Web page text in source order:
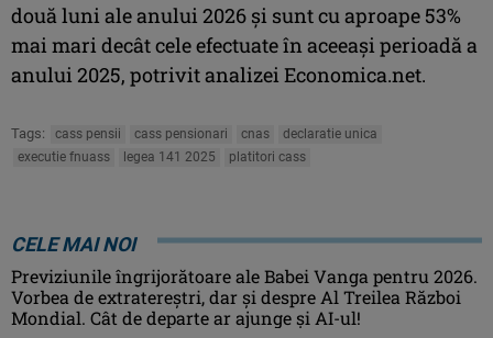
două luni ale anului 2026 şi sunt cu aproape 53%
mai mari decât cele efectuate în aceeaşi perioadă a
anului 2025, potrivit analizei Economica.net.
Tags: cass pensii cass pensionari cnas
declaratie unica
executie fnuass
legea 141 2025 platitori cass
CELE MAI NOI
Previziunile îngrijorătoare ale Babei Vanga pentru 2026.
Vorbea de extratereștri, dar și despre Al Treilea Război
Mondial. Cât de departe ar ajunge și AI-ul!